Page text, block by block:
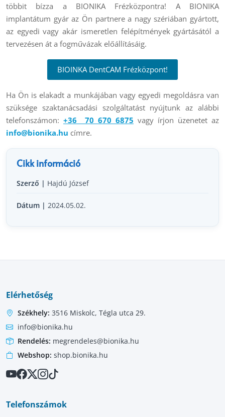
többit bízza a BIONIKA Frézközpontra! A BIONIKA
implantátum gyár az Ön partnere a nagy szériában gyártott,
az egyedi vagy akár ismeretlen felépítmények gyártásától a
tervezésen át a fogművázak előállításáig.
BIOINKA DentCAM Frézközpont!
Ha Ön is elakadt a munkájában vagy egyedi megoldásra van
szüksége szaktanácsadási szolgáltatást nyújtunk az alábbi
telefonszámon: +36 70 670 6875 vagy írjon üzenetet az
info@bionika.hu címre.
Cikk információ
Szerző | Hajdú József
Dátum | 2024.05.02.
Elérhetőség
Székhely: 3516 Miskolc, Tégla utca 29.
info@bionika.hu
Rendelés: megrendeles@bionika.hu
Webshop: shop.bionika.hu
Telefonszámok